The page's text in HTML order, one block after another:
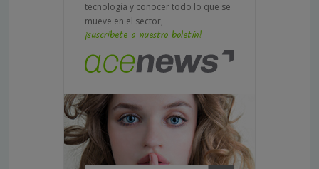
tecnología y conocer todo lo que se
mueve en el sector,
¡suscríbete a nuestro boletín!